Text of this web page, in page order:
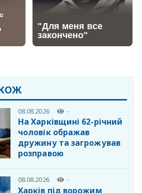
08.08.2026 -
На Харківщині 62-річний
чоловік ображав
дружину та загрожував
розправою
08.08.2026 -
Харків під ворожим